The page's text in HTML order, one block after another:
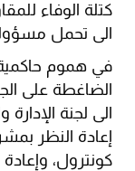
كتلة الوفاء
الى تحمل
في هموم حاكمية
الضاغطة على
الى لجنة
إعادة النظر
كونترول،